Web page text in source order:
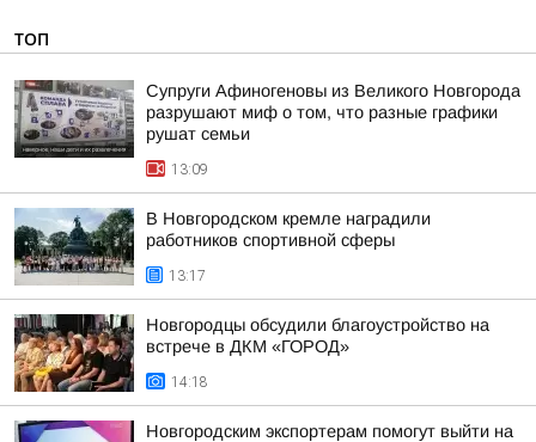
ТОП
Супруги Афиногеновы из Великого Новгорода
разрушают миф о том, что разные графики
рушат семьи
13:09
В Новгородском кремле наградили
работников спортивной сферы
13:17
Новгородцы обсудили благоустройство на
встрече в ДКМ «ГОРОД»
14:18
Новгородским экспортерам помогут выйти на